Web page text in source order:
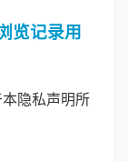
览记录用
隐私声明所